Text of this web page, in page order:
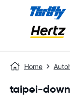
Home
taipei-